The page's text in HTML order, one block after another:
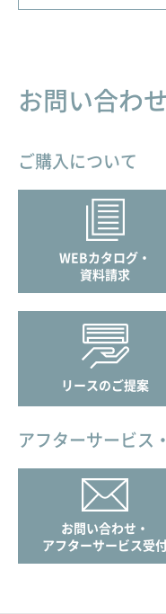
お問い合わ
ご購入について
WEBカタログ・
資料請求
リースのご提案
アフターサービス
お問い合わせ・
アフターサービス受